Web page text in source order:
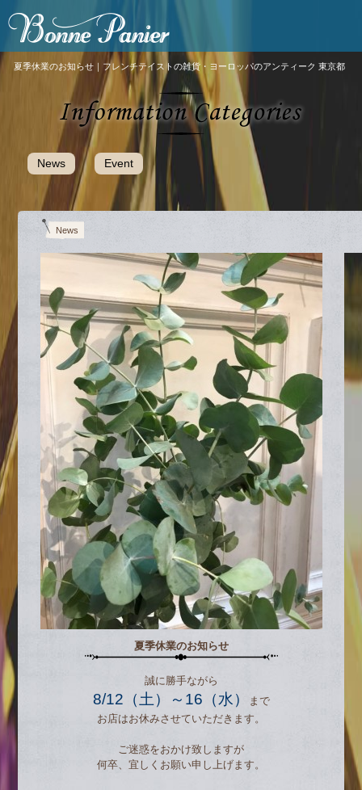
夏季休業のお知らせ｜フレンチテイストの雑貨・ヨーロッパのアンティーク 東京都
News Event
News
夏季休業のお知らせ
誠に勝手ながら
8/12（土）～16（水）
まで
お店はお休みさせていただきます。
ご迷惑をおかけ致しますが
何卒、宜しくお願い申し上げます。